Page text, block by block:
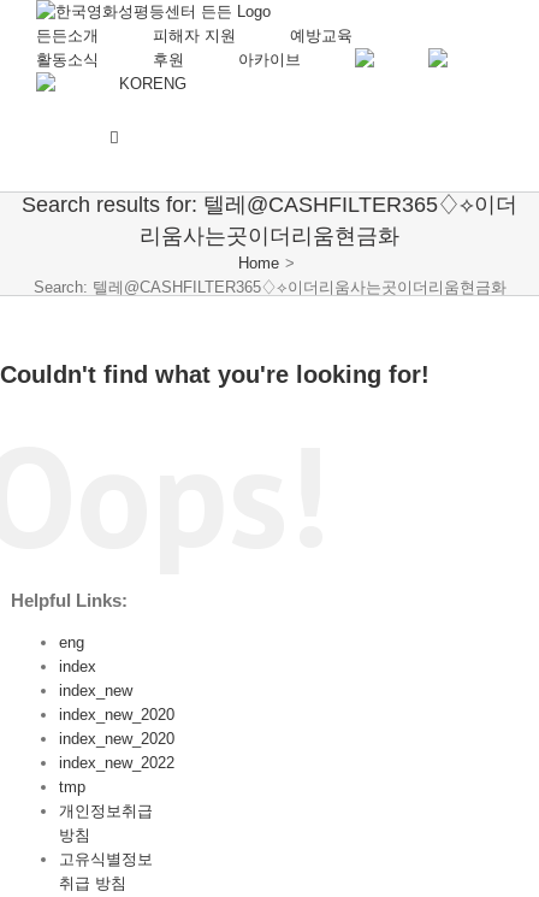
든든소개 피해자 지원
예방교육
활동소식
후원
아카이브
KORENG
Search results for: 텔레@CASHFILTER365♢⟡이더
리움사는곳이더리움현금화
Home >
Search: 텔레@CASHFILTER365♢⟡이더리움사는곳이더리움현금화
Couldn't find what you're looking for!
Helpful Links:
eng
index
index_new
index_new_2020
index_new_2020
index_new_2022
tmp
개인정보취급
방침
고유식별정보
취급 방침